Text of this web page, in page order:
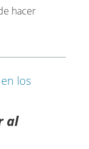
hacer
al